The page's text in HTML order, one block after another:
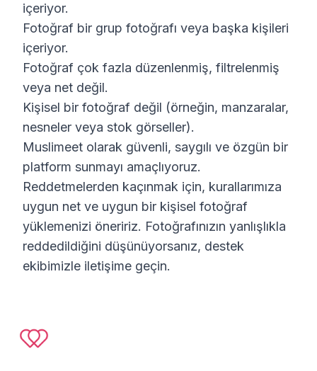
içeriyor.
Fotoğraf bir grup fotoğrafı veya başka kişileri
içeriyor.
Fotoğraf çok fazla düzenlenmiş, filtrelenmiş
veya net değil.
Kişisel bir fotoğraf değil (örneğin, manzaralar,
nesneler veya stok görseller).
Muslimeet olarak güvenli, saygılı ve özgün bir
platform sunmayı amaçlıyoruz.
Reddetmelerden kaçınmak için, kurallarımıza
uygun net ve uygun bir kişisel fotoğraf
yüklemenizi öneririz. Fotoğrafınızın yanlışlıkla
reddedildiğini düşünüyorsanız, destek
ekibimizle iletişime geçin.